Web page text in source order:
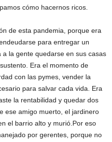
cómo hacernos ricos.
de esta pandemia, porque era
para entregar un
la gente quedarse en sus casas
Era el momento de
con las pymes, vender la
para salvar cada vida. Era
la rentabilidad y quedar dos
ese amigo muerto, el jardinero
el barrio alto y murió.Por eso
por gerentes, porque no